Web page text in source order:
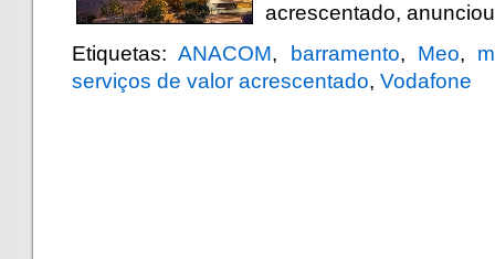
acrescentado,
Etiquetas:ANACOM, barramento, Meo,
serviços de valor acrescentado, Vodafone